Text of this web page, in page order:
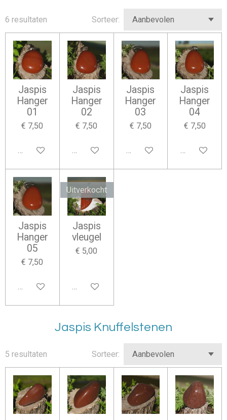
6 resultaten Sorteer:
Jaspis
Hanger
01
€ 7,50
In winkelwagen
Jaspis
Hanger
02
€ 7,50
In winkelwagen
Jaspis
Hanger
03
€ 7,50
In winkelwagen
Jaspis
Hanger
04
€ 7,50
In
Jaspis
Hanger
05
€ 7,50
In winkelwagen
Uitverkocht
Jaspis
vleugel
€ 5,00
Houd mij op de hoogte
Jaspis Knuffelstenen
5 resultaten Sorteer: